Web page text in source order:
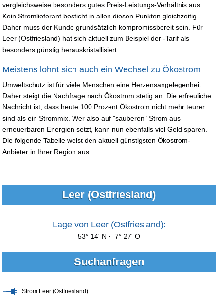
vergleichsweise besonders gutes Preis-Leistungs-Verhältnis aus.
Kein Stromlieferant besticht in allen diesen Punkten gleichzeitig.
Daher muss der Kunde grundsätzlich kompromissbereit sein. Für
Leer (Ostfriesland) hat sich aktuell zum Beispiel der -Tarif als
besonders günstig herauskristallisiert.
Meistens lohnt sich auch ein Wechsel zu Ökostrom
Umweltschutz ist für viele Menschen eine Herzensangelegenheit.
Daher steigt die Nachfrage nach Ökostrom stetig an. Die erfreuliche
Nachricht ist, dass heute 100 Prozent Ökostrom nicht mehr teurer
sind als ein Strommix. Wer also auf "sauberen" Strom aus
erneuerbaren Energien setzt, kann nun ebenfalls viel Geld sparen.
Die folgende Tabelle weist den aktuell günstigsten Ökostrom-
Anbieter in Ihrer Region aus.
Leer (Ostfriesland)
Lage von Leer (Ostfriesland):
53° 14' N · 7° 27' O
Suchanfragen
Strom Leer (Ostfriesland)